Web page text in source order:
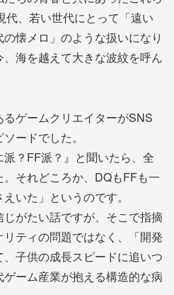
、若い世代にとって「遠い
懐メロ」のような扱いになり
海を越えて大きな波紋を呼ん
ゲームクリエイターがSNS
ードでした。
派？FF派？』と聞いたら、全
それどころか、DQもFFも一
いた」というのです。
がたい話ですが、そこで指摘
ティの問題ではなく、「開発
子供の成長スピードに追いつ
ーム産業が抱える構造的な病